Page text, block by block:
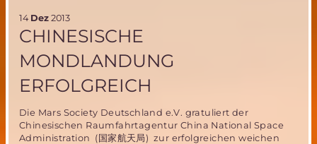
Jahr!
14 Dez 2013
CHINESISCHE
MONDLANDUNG
ERFOLGREICH
Die Mars Society Deutschland e.V. gratuliert der
Chinesischen Raumfahrtagentur China National Space
Administration (国家航天局) zur erfolgreichen weichen